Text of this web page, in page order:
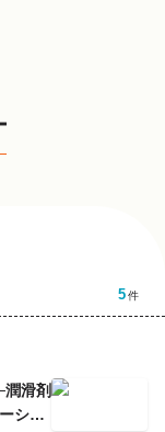
5件
滑剤
ショ